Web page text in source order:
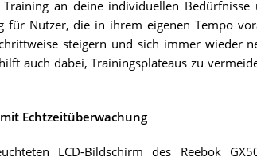
an deine individuellen
für Nutzer, die in ihrem eigenen Tempo
steigern und sich immer wieder
auch dabei, Trainingsplateaus zu
Echtzeitüberwachung
LCD-Bildschirm des Reebok